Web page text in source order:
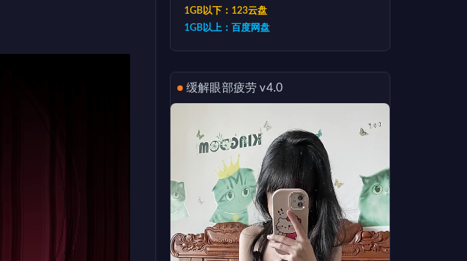
1GB以下：123云盘
1GB以上：百度网盘
缓解眼部疲劳 v4.0